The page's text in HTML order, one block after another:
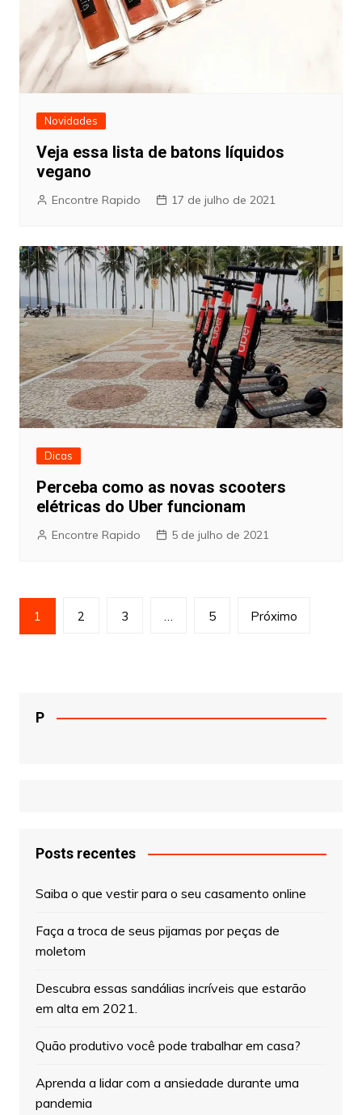
Novidades
Veja essa lista de batons líquidos
vegano
Encontre Rapido 17 de julho de 2021
Dicas
Perceba como as novas scooters
elétricas do Uber funcionam
Encontre Rapido 5 de julho de 2021
Paginação
de
1 2 3 … 5 Próximo
P
Posts recentes
Saiba o que vestir para o seu casamento online
Faça a troca de seus pijamas por peças de
moletom
Descubra essas sandálias incríveis que estarão
em alta em 2021.
Quão produtivo você pode trabalhar em casa?
Aprenda a lidar com a ansiedade durante uma
pandemia